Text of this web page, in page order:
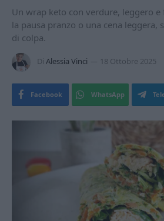
Un wrap keto con verdure, leggero
la pausa pranzo o una cena leggera,
di colpa.
Di Alessia Vinci 18 Ottobre 2025
Facebook WhatsApp